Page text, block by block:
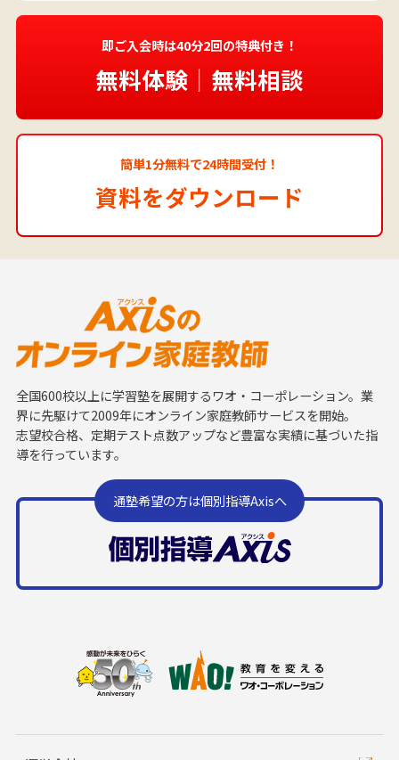
即ご入会時は40分2回の特典付き！
無料体験｜無料相談
簡単1分無料で24時間受付！
資料をダウンロード
全国600校以上に学習塾を展開するワオ・コーポレーション。業
界に先駆けて2009年にオンライン家庭教師サービスを開始。
志望校合格、定期テスト点数アップなど豊富な実績に基づいた指
導を行っています。
通塾希望の方は個別指導Axisへ